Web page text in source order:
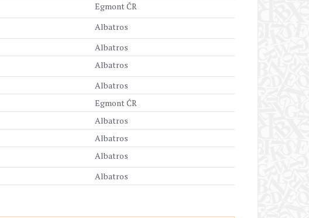
Egmont ČR
Albatros
Albatros
Albatros
Albatros
Egmont ČR
Albatros
Albatros
Albatros
Albatros